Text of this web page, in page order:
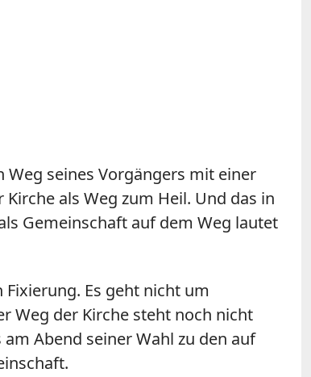
Weg seines Vorgängers mit einer
als Weg zum Heil. Und das in
Gemeinschaft auf dem Weg lautet
Es geht nicht um
Weg der Kirche steht noch nicht
Abend seiner Wahl zu den auf